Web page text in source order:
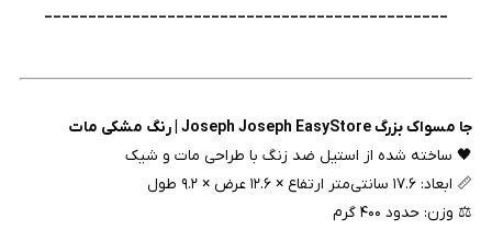
______________________________________________
جا مسواک بزرگ Joseph Joseph EasyStore | رنگ مشکی مات
🖤 ساخته شده از استیل ضد زنگ با طراحی مات و شیک
📏 ابعاد: ۱۷.۶ سانتی‌متر ارتفاع × ۱۲.۶ عرض × ۹.۲ طول
⚖️ وزن: حدود ۴۰۰ گرم